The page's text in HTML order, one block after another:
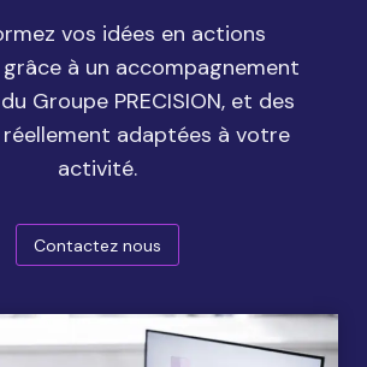
vos idées en actions
à un accompagnement
Groupe PRECISION, et des
adaptées à votre
activité.
Contactez nous